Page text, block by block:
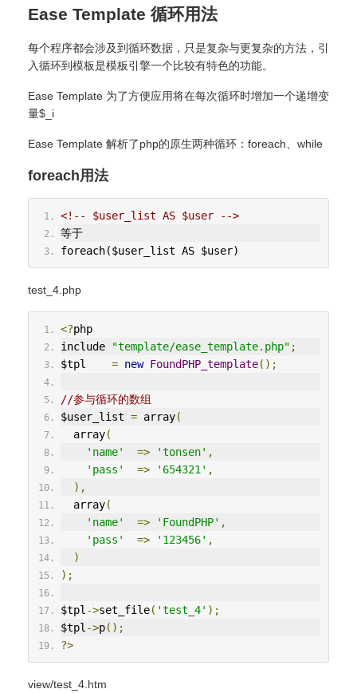
Ease Template 循环用法
每个程序都会涉及到循环数据，只是复杂与更复杂的方法，引
入循环到模板是模板引擎一个比较有特色的功能。
Ease Template 为了方便应用将在每次循环时增加一个递增变
量$_i
Ease Template 解析了php的原生两种循环：foreach、while
foreach用法
<!-- $user_list AS $user -->
等于
foreach($user_list AS $user)
test_4.php
<?php
include
"template/ease_template.php" ;
$tpl = new FoundPHP_template();
//参与循环的数组
$user_list = array(
  array
(
'name'
=> 'tonsen' ,
'pass'
=> '654321' ,
),
  array
(
'name'
=> 'FoundPHP' ,
'pass'
=> '123456' ,
)
);
$tpl->set_file( 'test_4' );
$tpl->p();
?>
view/test_4.htm